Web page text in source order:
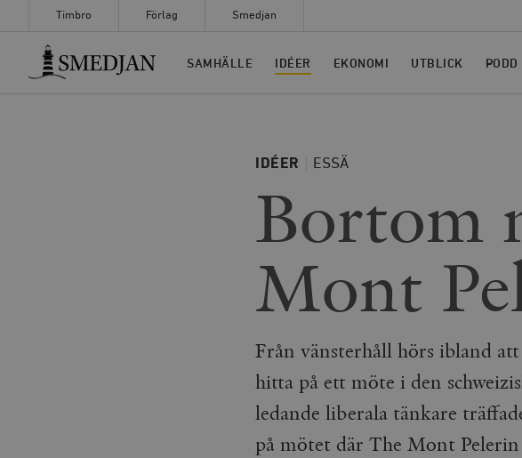
Timbro Förlag Smedjan
Timbro
SAMHÄLLE IDÉER EKONOMI UTBLICK PODD
IDÉER ESSÄ
Bortom
Mont
Från vänsterhåll hörs ibland
hitta på ett möte i den
ledande liberala tänkare
på mötet där The Mont